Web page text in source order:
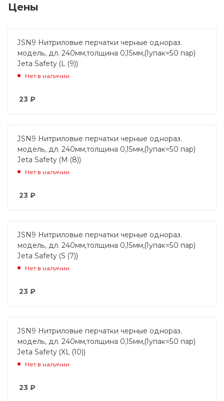
Цены
JSN9 Нитриловые перчатки черные однораз.
модель, дл. 240мм,толщина 0,15мм,(1упак=50 пар)
Jeta Safety (L (9))
Нет в наличии
23 ₽
JSN9 Нитриловые перчатки черные однораз.
модель, дл. 240мм,толщина 0,15мм,(1упак=50 пар)
Jeta Safety (M (8))
Нет в наличии
23 ₽
JSN9 Нитриловые перчатки черные однораз.
модель, дл. 240мм,толщина 0,15мм,(1упак=50 пар)
Jeta Safety (S (7))
Нет в наличии
23 ₽
JSN9 Нитриловые перчатки черные однораз.
модель, дл. 240мм,толщина 0,15мм,(1упак=50 пар)
Jeta Safety (XL (10))
Нет в наличии
23 ₽